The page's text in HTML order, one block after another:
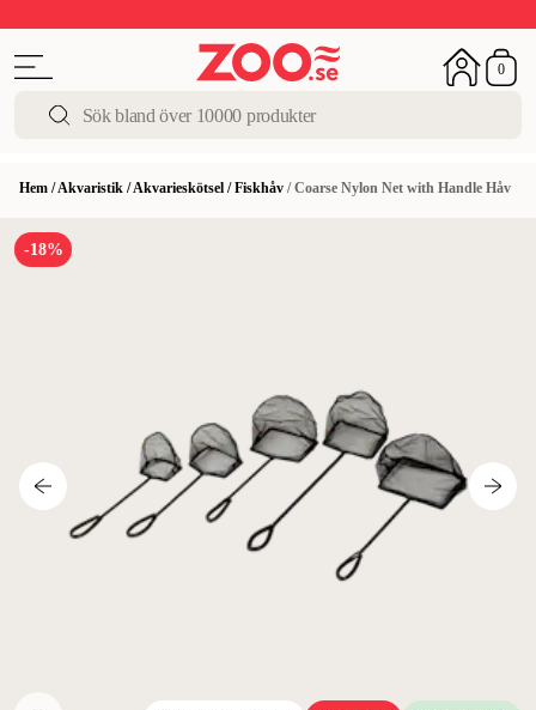
0
Hem /Akvaristik /Akvarieskötsel /Fiskhåv /Coarse Nylon Net with Handle Håv
-18%